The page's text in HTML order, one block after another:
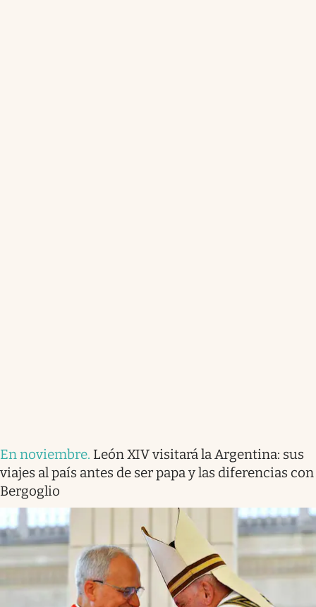
En noviembre. León XIV visitará la Argentina: sus
viajes al país antes de ser papa y las diferencias con
Bergoglio